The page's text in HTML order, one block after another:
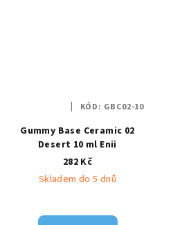
Gummy Base Ceramic 02
Desert 10 ml Enii
282 Kč
Skladem do 5 dnů
KÓD: GBC02-10